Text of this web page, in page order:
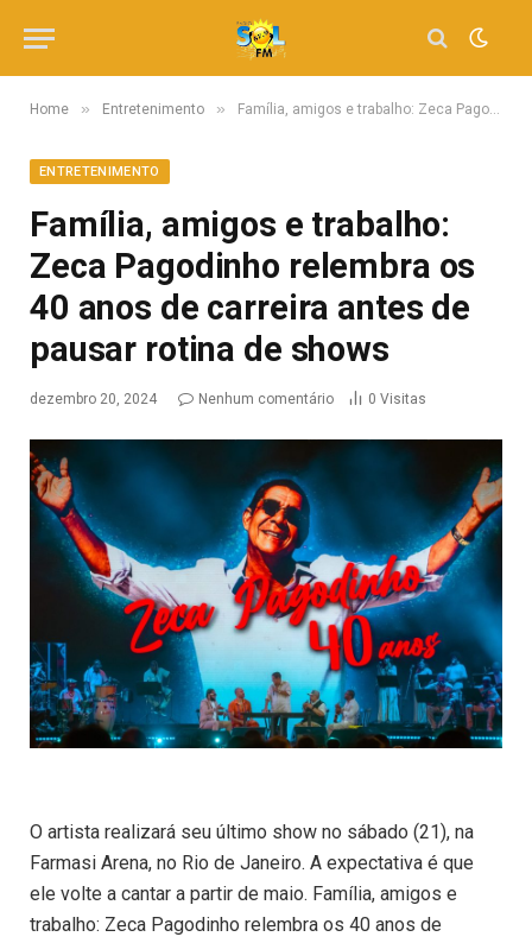
Home » Entretenimento » Família, amigos e trabalho: Zeca Pagodinho relembra os 40 anos de carreira antes de pausar rotina de shows
ENTRETENIMENTO
Família, amigos e trabalho:
Zeca Pagodinho relembra os
40 anos de carreira antes de
pausar rotina de shows
dezembro 20, 2024 Nenhum comentário 0 Visitas
O artista realizará seu último show no sábado (21), na
Farmasi Arena, no Rio de Janeiro. A expectativa é que
ele volte a cantar a partir de maio. Família, amigos e
trabalho: Zeca Pagodinho relembra os 40 anos de